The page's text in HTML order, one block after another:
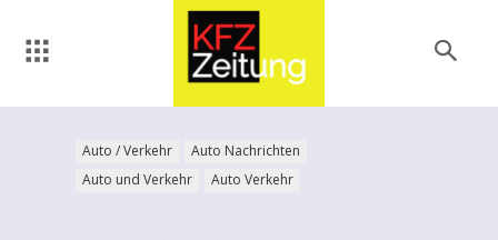
Auto / Verkehr
Auto Nachrichten
Auto und Verkehr
Auto Verkehr